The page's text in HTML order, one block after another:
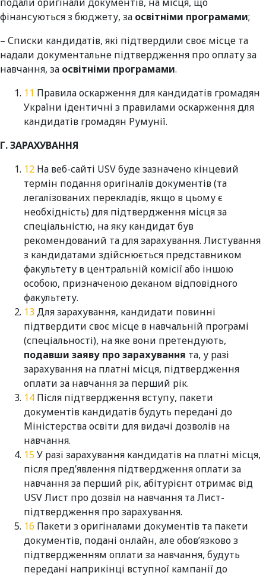
фінансуються з бюджету, за освітніми програмами;
– Списки кандидатів, які підтвердили своє місце та
надали документальне підтвердження про оплату за
навчання, за освітніми програмами.
Правила оскарження для кандидатів громадян
України ідентичні з правилами оскарження для
кандидатів громадян Румунії.
Г. ЗАРАХУВАННЯ
На веб-сайті USV буде зазначено кінцевий
термін подання оригіналів документів (та
легалізованих перекладів, якщо в цьому є
необхідність) для підтвердження місця за
спеціальністю, на яку кандидат був
рекомендований та для зарахування. Листування
з кандидатами здійснюється представником
факультету в центральній комісії або іншою
особою, призначеною деканом відповідного
факультету.
Для зарахування, кандидати повинні
підтвердити своє місце в навчальній програмі
(спеціальності), на яке вони претендують,
подавши заяву про зарахування та, у разі
зарахування на платні місця, підтвердження
оплати за навчання за перший рік.
Після підтвердження вступу, пакети
документів кандидатів будуть передані до
Міністерства освіти для видачі дозволів на
навчання.
У разі зарахування кандидатів на платні місця,
після пред’явлення підтвердження оплати за
навчання за перший рік, абітурієнт отримає від
USV Лист про дозвіл на навчання та Лист-
підтвердження про зарахування.
Пакети з оригіналами документів та пакети
документів, подані онлайн, але обов’язково з
підтвердженням оплати за навчання, будуть
передані наприкінці вступної кампанії до